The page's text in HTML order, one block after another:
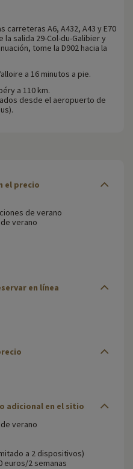
carreteras A6, A432, A43 y E70
la salida 29-Col-du-Galibier y
tome la D902 hacia la
a 16 minutos a pie.
a 110 km.
desde el aeropuerto de
el precio
de verano
verano
en línea
adicional en el sitio
verano
a 2 dispositivos)
euros/2 semanas